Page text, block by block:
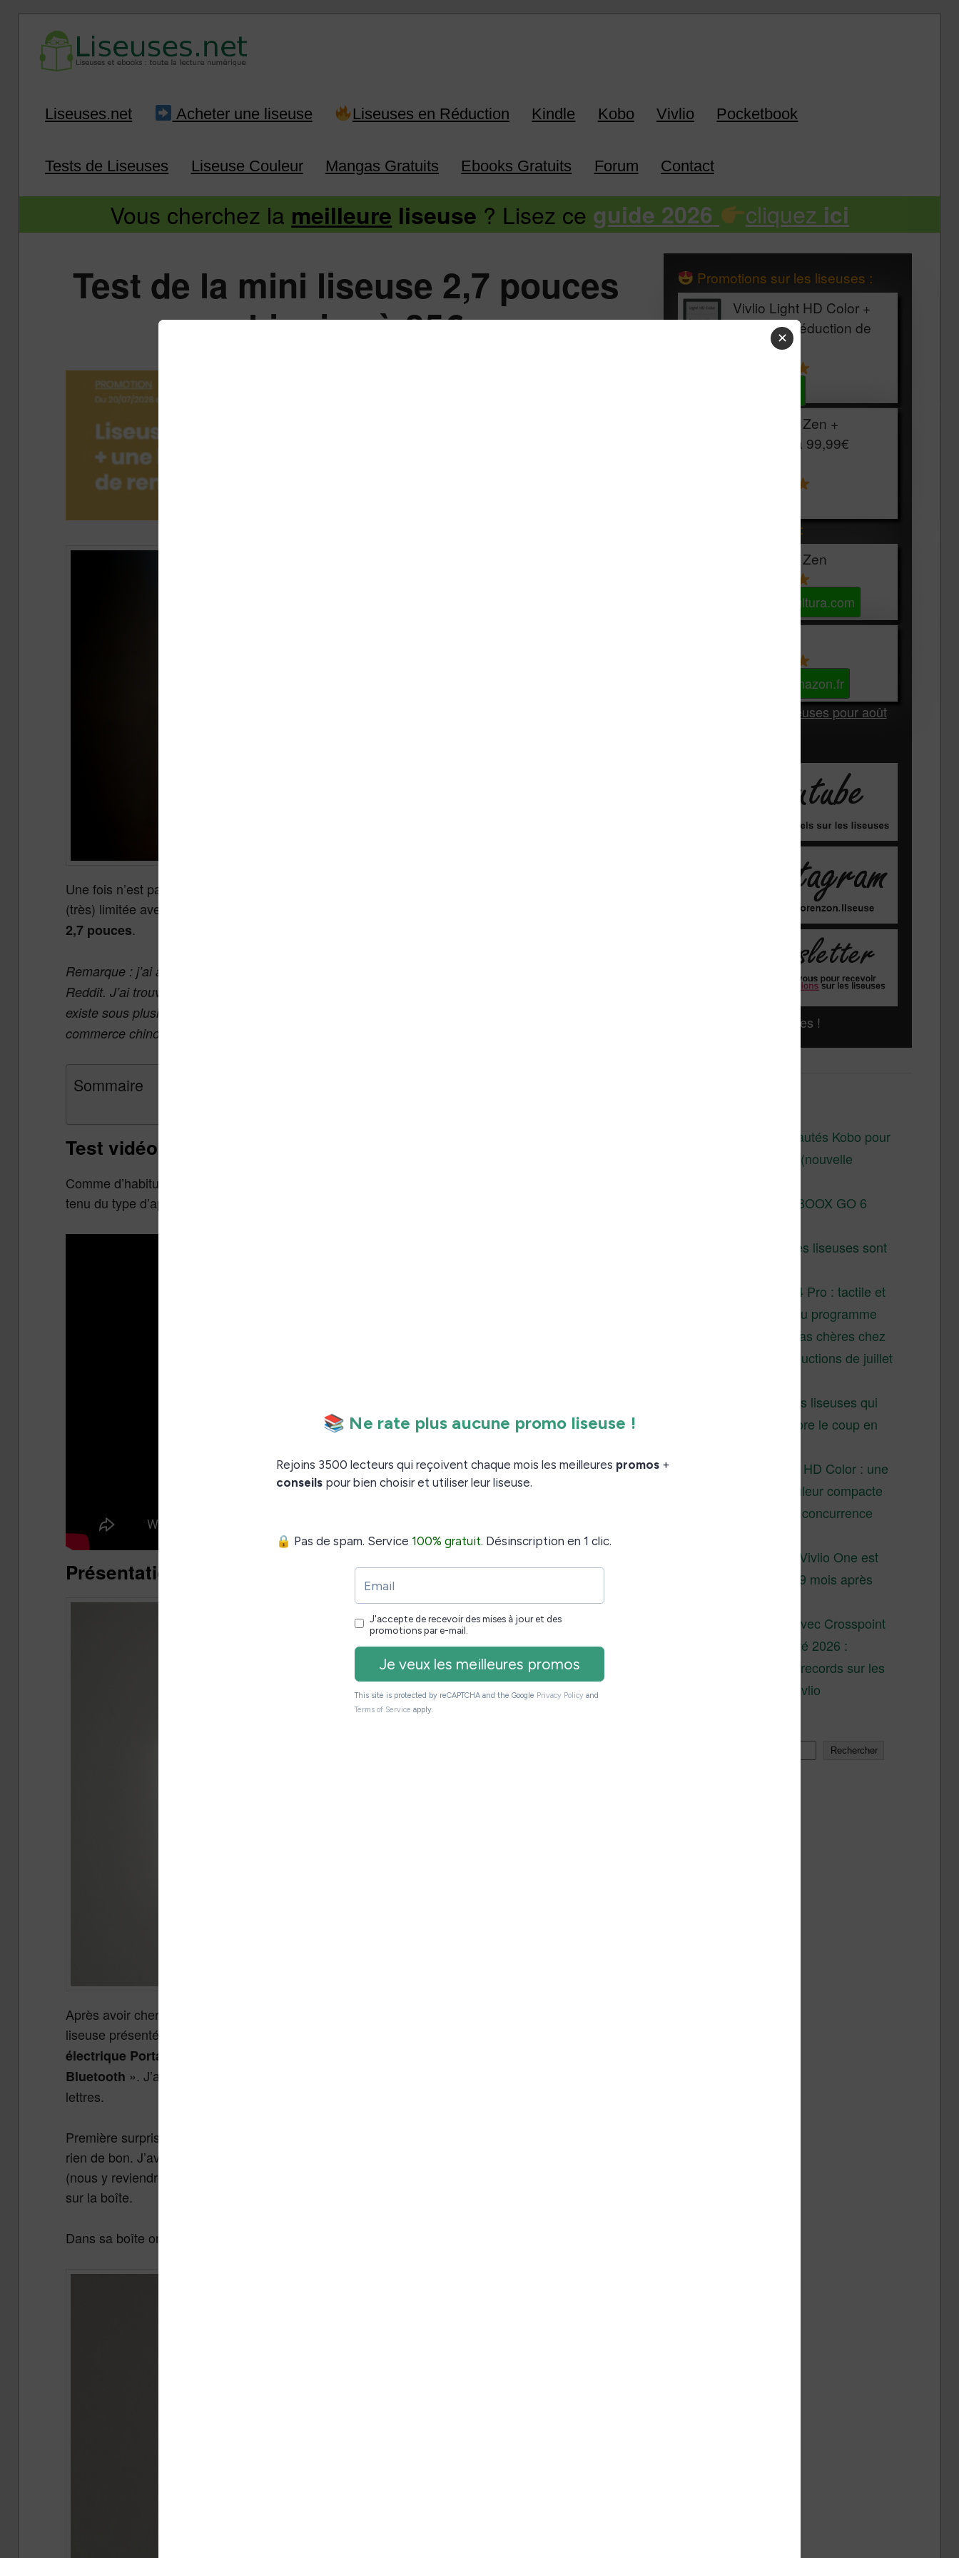
Infos sur les liseuses Kindle, Kobo, Vivlio, Pocketbook
Liseuses.net Acheter une liseuse Liseuses en Réduction Kindle Kobo Vivlio Pocketbook
Tests de Liseuses Liseuse Couleur Mangas Gratuits Ebooks Gratuits Forum Contact
Vous cherchez la meilleure liseuse ? Lisez ce guide 2026 cliquez ici
Test de la mini liseuse 2,7 pouces
chinoise à 35€
Une fois n’est pas coutume, je vous propose un test d’une machine adorable, minuscule mais
(très) limitée avec cette
2,7 pouces.
Remarque : j’ai acheté cette liseuse sur Ali Express après l’avoir découverte sur un forum du site
Reddit. J’ai trouvé cette machine amusante et je me la suis offerte pour vous faire ce test.
existe sous plusieurs noms, vous devriez la retrouver facilement sur les sites de ventes e-
commerce chinois.
Sommaire
Test vidéo
Comme d’habitude, vous trouverez ici mon test en vidéo pour voir cette liseuse en action. Compte
tenu du type d’appareil amusant le ton est assez décontracté :
Présentation et packaging
Après avoir cherché quelques minutes sur le site Ali Express, j’ai passé commande de cette mini
liseuse présentée sous le nom étrange «
électrique Portable 2.7 pouces écran d’encre lecteur électrique Portable lecteur MP3
Bluetooth ». J’ai attendu environ 8 jours avant de retrouver un petit paquet dans ma boîte aux
lettres.
Première surprise, la boîte est toute petite et il est noté « Audio Play » dessus, ce qui n’augure
rien de bon. J’avais bien noté que cette machine permet aussi la lecture audio de fichiers MP3
(nous y reviendrons) mais je pensais que la partie lecture d’ebook serait quand même mentionnée
sur la boîte.
Dans sa boîte on retrouve la machine, un petit manuel et un câble USB-C.
Promotions sur les liseuses :
Vivlio Light HD Color +
HOUSSE réduction de
Vivlio Light Zen +
HOUSSE à 99,99€
Les accessibles :
Vivlio Light Zen
Voir sur Cultura.com
Voir sur Amazon.fr
Les Meilleures liseuses pour août
Liseuses pas chères !
Les nouveautés Kobo pour
la fin 2026 (nouvelle
Test de la BOOX GO 6
Pourquoi les liseuses sont
XTEINK X4 Pro : tactile et
éclairage au programme
Liseuses pas chères chez
Vivlio – réductions de juillet
3 anciennes liseuses qui
valent encore le coup en
Vivlio Light HD Color : une
liseuse couleur compacte
à prix défiant toute concurrence
La liseuse Vivlio One est
un succès 9 mois après
XTEINK X4 : test avec Crosspoint
Soldes d’été 2026 :
réductions records sur les
liseuses Kobo et Vivlio
Rechercher
✕